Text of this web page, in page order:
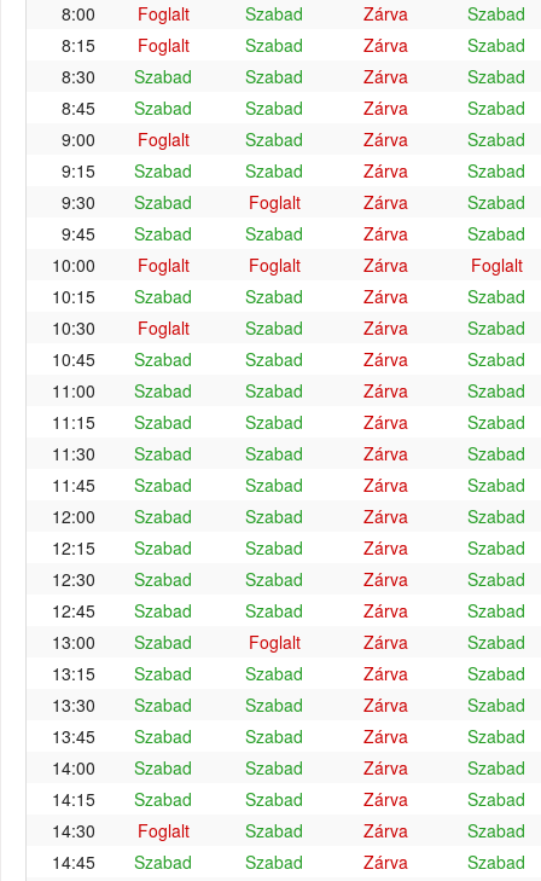
8:00
Foglalt Szabad Zárva
Szabad
8:15
Foglalt Szabad Zárva
Szabad
8:30
Szabad Szabad Zárva
Szabad
8:45
Szabad Szabad Zárva
Szabad
9:00
Foglalt Szabad Zárva
Szabad
9:15
Szabad Szabad Zárva
Szabad
9:30
Szabad Foglalt Zárva
Szabad
9:45
Szabad Szabad Zárva
Szabad
10:00
Foglalt Foglalt Zárva
Foglalt
10:15
Szabad Szabad Zárva
Szabad
10:30
Foglalt Szabad Zárva
Szabad
10:45
Szabad Szabad Zárva
Szabad
11:00
Szabad Szabad Zárva
Szabad
11:15
Szabad Szabad Zárva
Szabad
11:30
Szabad Szabad Zárva
Szabad
11:45
Szabad Szabad Zárva
Szabad
12:00
Szabad Szabad Zárva
Szabad
12:15
Szabad Szabad Zárva
Szabad
12:30
Szabad Szabad Zárva
Szabad
12:45
Szabad Szabad Zárva
Szabad
13:00
Szabad Foglalt Zárva
Szabad
13:15
Szabad Szabad Zárva
Szabad
13:30
Szabad Szabad Zárva
Szabad
13:45
Szabad Szabad Zárva
Szabad
14:00
Szabad Szabad Zárva
Szabad
14:15
Szabad Szabad Zárva
Szabad
14:30
Foglalt Szabad Zárva
Szabad
14:45
Szabad Szabad Zárva
Szabad